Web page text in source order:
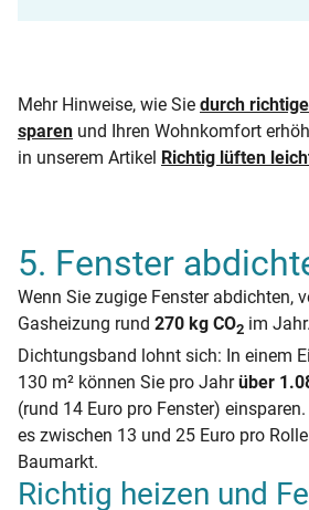
Mehr Hinweise, wie Sie durch
sparen und Ihren Wohnkomfort
in unserem Artikel Richtig lüften
5. Fenster
Wenn Sie zugige Fenster abdichten,
Gasheizung rund 270 kg CO2 im
Dichtungsband lohnt sich: In einem
130 m² können Sie pro Jahrüber
(rund 14 Euro pro Fenster)
es zwischen 13 und 25 Euro pro
Baumarkt.
Richtig heizen und